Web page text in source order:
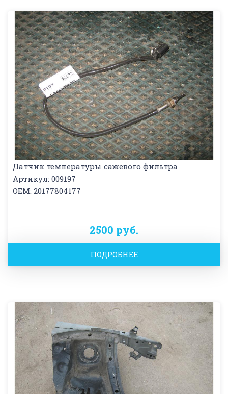
Датчик температуры сажевого фильтра
Артикул: 009197
OEM: 20177804177
2500 руб.
ПОДРОБНЕЕ